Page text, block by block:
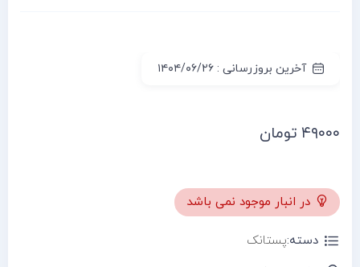
آخرین بروزرسانی : ۱۴۰۴/۰۶/۲۶
۴۹۰۰۰ تومان
در انبار موجود نمی باشد
دسته:پستانک